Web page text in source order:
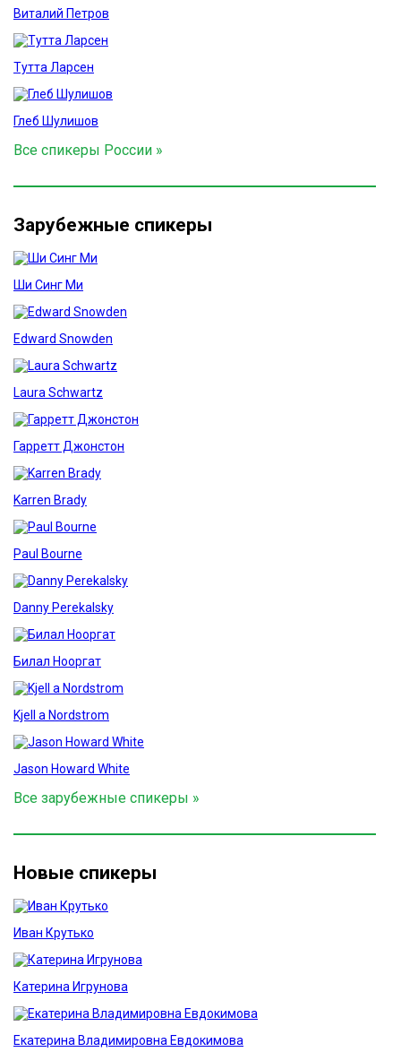
Виталий Петров
Тутта Ларсен
Глеб Шулишов
Все спикеры России »
Зарубежные спикеры
Ши Синг Ми
Edward Snowden
Laura Schwartz
Гарретт Джонстон
Karren Brady
Paul Bourne
Danny Perekalsky
Билал Нооргат
Kjell a Nordstrom
Jason Howard White
Все зарубежные спикеры »
Новые спикеры
Иван Крутько
Катерина Игрунова
Екатерина Владимировна Евдокимова